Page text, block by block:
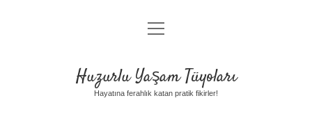
Anasayfa
Yasal Uyarı
menüyü
aç
Huzurlu Yaşam Tüyoları
Hayatına ferahlık katan pratik fikirler!